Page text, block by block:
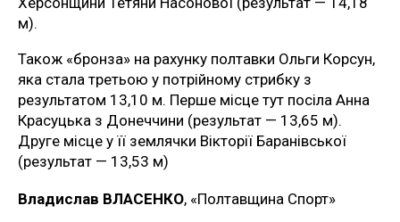
м).
Також «бронза» на рахунку полтавки Ольги Корсун,
яка стала третьою у потрійному стрибку з
результатом 13,10 м. Перше місце тут посіла Анна
Красуцька з Донеччини (результат — 13,65 м).
Друге місце у її землячки Вікторії Баранівської
(результат — 13,53 м)
Владислав ВЛАСЕНКО, «Полтавщина Спорт»